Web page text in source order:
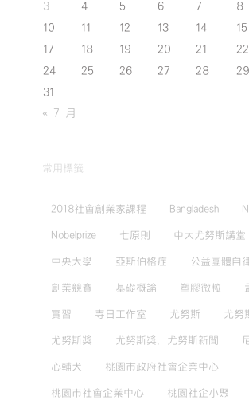
3
4 5 6 7 8
10
11 12 13 14 15
17
18 19 20 21 22
24
25 26 27 28 29
31
« 7 月
常用標籤
2018社會創業家課程 Bangladesh
Nobelprize 七原則 中大尤努斯講堂
中央大學 亞斯伯格症 公益團體自
創業競賽 基礎概論 塑膠微粒
實習 寺日工作室 尤努斯 尤努
尤努斯獎 尤努斯獎，尤努斯新聞
心輔犬 桃園市政府社會企業中心
桃園市社會企業中心 桃園社企小聚